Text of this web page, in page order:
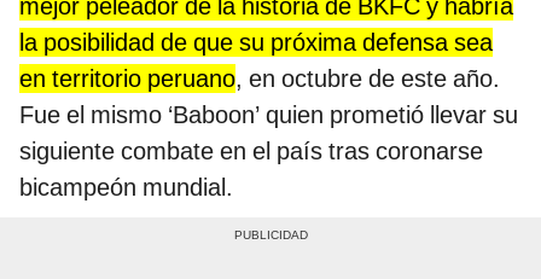
mejor peleador de la historia de BKFC y habría
la posibilidad de que su próxima defensa sea
en territorio peruano, en octubre de este año.
Fue el mismo ‘Baboon’ quien prometió llevar su
siguiente combate en el país tras coronarse
bicampeón mundial.